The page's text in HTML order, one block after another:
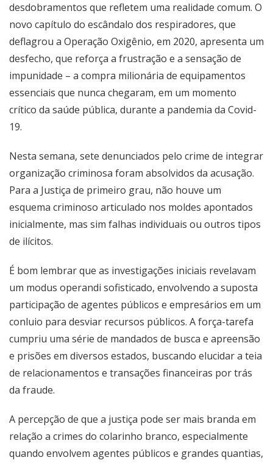
desdobramentos que refletem uma realidade comum. O
novo capítulo do escândalo dos respiradores, que
deflagrou a Operação Oxigênio, em 2020, apresenta um
desfecho, que reforça a frustração e a sensação de
impunidade – a compra milionária de equipamentos
essenciais que nunca chegaram, em um momento
crítico da saúde pública, durante a pandemia da Covid-
19.
Nesta semana, sete denunciados pelo crime de integrar
organização criminosa foram absolvidos da acusação.
Para a Justiça de primeiro grau, não houve um
esquema criminoso articulado nos moldes apontados
inicialmente, mas sim falhas individuais ou outros tipos
de ilícitos.
É bom lembrar que as investigações iniciais revelavam
um modus operandi sofisticado, envolvendo a suposta
participação de agentes públicos e empresários em um
conluio para desviar recursos públicos. A força-tarefa
cumpriu uma série de mandados de busca e apreensão
e prisões em diversos estados, buscando elucidar a teia
de relacionamentos e transações financeiras por trás
da fraude.
A percepção de que a justiça pode ser mais branda em
relação a crimes do colarinho branco, especialmente
quando envolvem agentes públicos e grandes quantias,